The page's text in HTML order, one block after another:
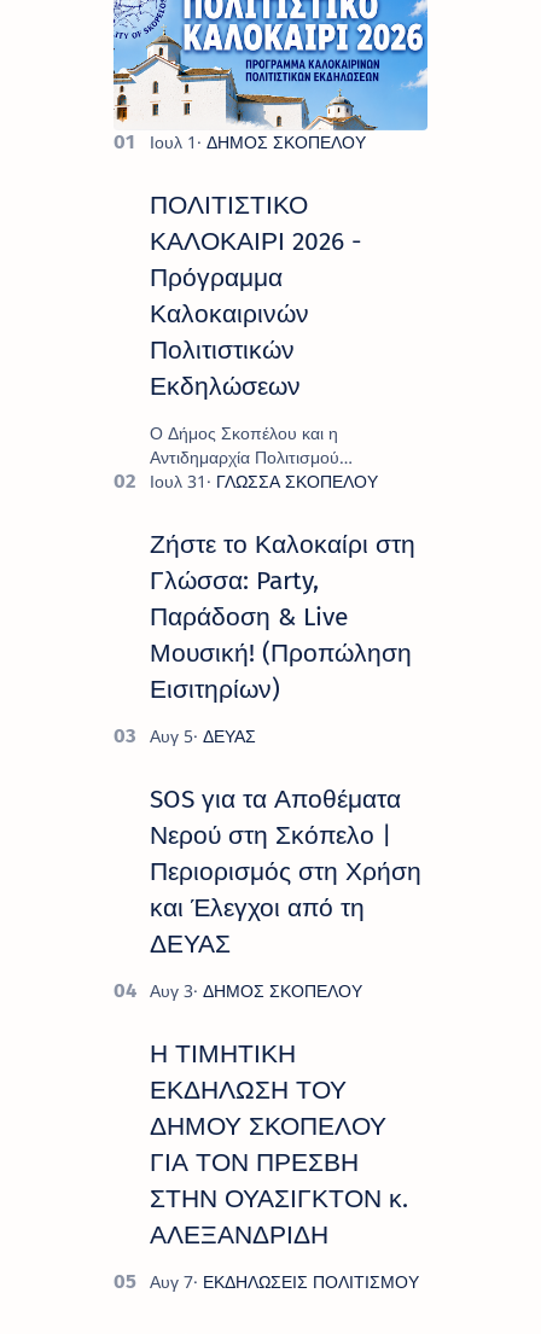
ΠΟΛΙΤΙΣΤΙΚΟ
ΚΑΛΟΚΑΙΡΙ 2026 -
Πρόγραμμα
Καλοκαιρινών
Πολιτιστικών
Εκδηλώσεων
Ο Δήμος Σκοπέλου και η
Αντιδημαρχία Πολιτισμού
παρουσιάζουν το πρόγραμμα «
πλούσιο και πολυσυλλεκτικό
πρόγραμμα εκδ…
Ζήστε το Καλοκαίρι στη
Γλώσσα: Party,
Παράδοση & Live
Μουσική! (Προπώληση
Εισιτηρίων)
SOS για τα Αποθέματα
Νερού στη Σκόπελο |
Περιορισμός στη Χρήση
και Έλεγχοι από τη
ΔΕΥΑΣ
Η ΤΙΜΗΤΙΚΗ
ΕΚΔΗΛΩΣΗ ΤΟΥ
ΔΗΜΟΥ ΣΚΟΠΕΛΟΥ
ΓΙΑ ΤΟΝ ΠΡΕΣΒΗ
ΣΤΗΝ ΟΥΑΣΙΓΚΤΟΝ κ.
ΑΛΕΞΑΝΔΡΙΔΗ